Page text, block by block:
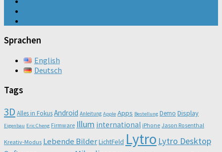
Sprachen
English
Deutsch
Tags
3D Alles in FokusAndroid Anleitung Apple Apps Bestellung Demo Display
Eigenbau Eric Cheng Firmware Illum international iPhone Jason Rosenthal
Kreativ-Modus Lebende BilderLichtFeld Lytro Lytro Desktop